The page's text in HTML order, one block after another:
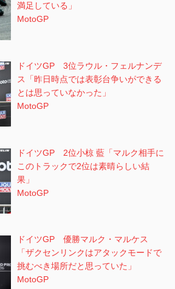
満足している」
MotoGP
ドイツGP 3位ラウル・フェルナンデ
ス「昨日時点では表彰台争いができる
とは思っていなかった」
MotoGP
ドイツGP 2位小椋 藍「マルク相手に
このトラックで2位は素晴らしい結
果」
MotoGP
ドイツGP 優勝マルク・マルケス
「ザクセンリンクはアタックモードで
挑むべき場所だと思っていた」
MotoGP